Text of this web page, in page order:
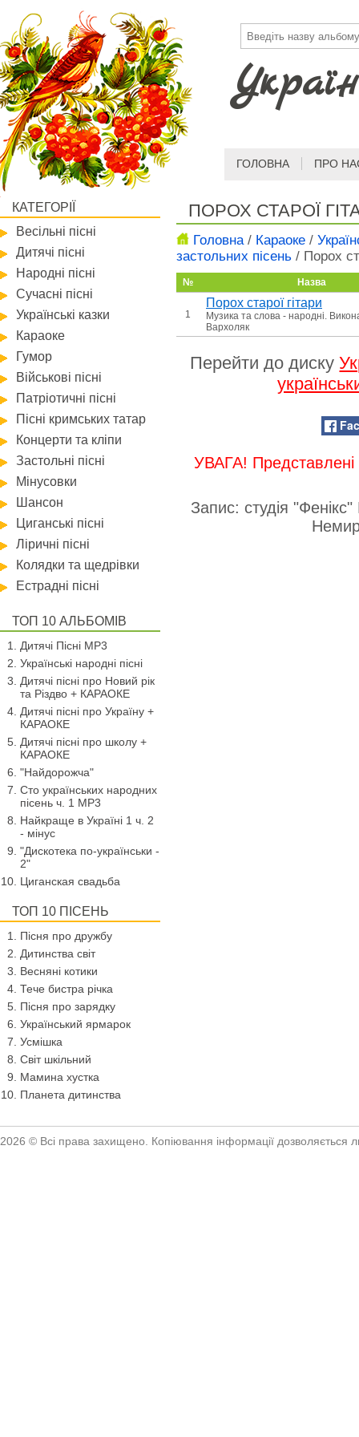
ГОЛОВНА ПРО
КАТЕГОРІЇ
Весільні пісні
Дитячі пісні
Народні пісні
Сучасні пісні
Українські казки
Караоке
Гумор
Військові пісні
Патріотичні пісні
Пісні кримських татар
Концерти та кліпи
Застольні пісні
Мінусовки
Шансон
Циганські пісні
Ліричні пісні
Колядки та щедрівки
Естрадні пісні
ТОП 10 АЛЬБОМІВ
Дитячі Пісні MP3
Українські народні пісні
Дитячі пісні про Новий рік
та Різдво + КАРАОКЕ
Дитячі пісні про Україну +
КАРАОКЕ
Дитячі пісні про школу +
КАРАОКЕ
"Найдорожча"
Сто українських народних
пісень ч. 1 МР3
Найкраще в Україні 1 ч. 2
- мінус
"Дискотека по-українськи -
2"
Циганская свадьба
ТОП 10 ПІСЕНЬ
Пісня про дружбу
Дитинства світ
Весняні котики
Тече бистра річка
Пісня про зарядку
Український ярмарок
Усмішка
Світ шкільний
Мамина хустка
Планета дитинства
ПОРОХ СТАРОЇ
Головна/ Караоке /
застольних пісень / Порох
№ Назва
1
Порох старої гітари
Музика та слова - народні.
Вархоляк
Перейти до диску
УВАГА! Представлені
Запис: студія
2026 © Всі права захищено. Копіювання інформації дозволяється